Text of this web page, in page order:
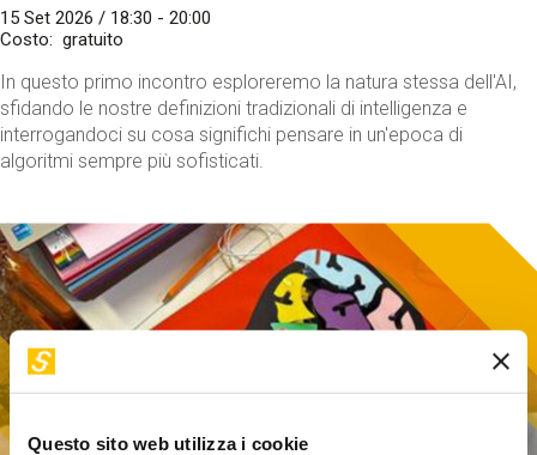
Questo sito web utilizza i cookie
15 Set 2026 / 18:30 - 20:00
Costo
gratuito
In questo primo incontro esploreremo la natura stessa dell'AI,
sfidando le nostre definizioni tradizionali di intelligenza e
interrogandoci su cosa significhi pensare in un'epoca di
algoritmi sempre più sofisticati.